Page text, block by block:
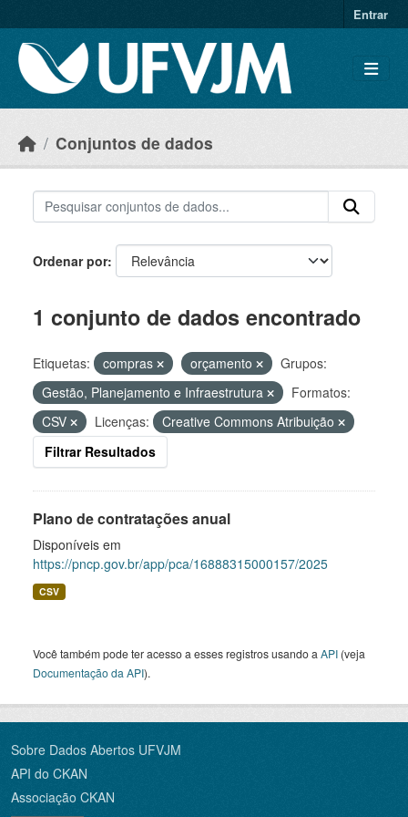
Entrar
Conjuntos de dados
Ordenar por
1 conjunto de dados encontrado
Etiquetas: compras orçamento
Grupos:
Gestão, Planejamento e Infraestrutura
Formatos:
CSV
Licenças:
Creative Commons Atribuição
Filtrar Resultados
Plano de contratações anual
Disponíveis em
https://pncp.gov.br/app/pca/16888315000157/2025
CSV
Você também pode ter acesso a esses registros usando a API (veja
Documentação da API).
Sobre Dados Abertos UFVJM
API do CKAN
Associação CKAN